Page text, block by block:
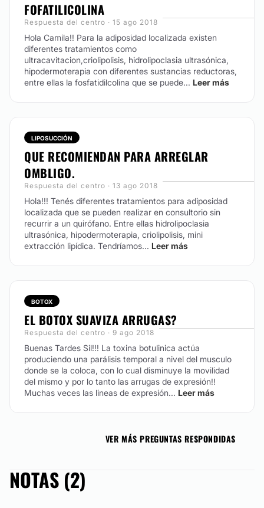
FOFATILICOLINA
Respuesta del centro · 15 ago 2018
Hola Camila!! Para la adiposidad localizada existen
diferentes tratamientos como
ultracavitacion,criolipolisis, hidrolipoclasia ultrasónica,
hipodermoterapia con diferentes sustancias reductoras,
entre ellas la fosfatidilcolina que se puede... Leer más
LIPOSUCCIÓN
QUE RECOMIENDAN PARA ARREGLAR
OMBLIGO.
Respuesta del centro · 13 ago 2018
Hola!!! Tenés diferentes tratamientos para adiposidad
localizada que se pueden realizar en consultorio sin
recurrir a un quirófano. Entre ellas hidrolipoclasia
ultrasónica, hipodermoterapia, criolipolisis, mini
extracción lipídica. Tendríamos... Leer más
BOTOX
EL BOTOX SUAVIZA ARRUGAS?
Respuesta del centro · 9 ago 2018
Buenas Tardes Sil!!! La toxina botulinica actúa
produciendo una parálisis temporal a nivel del musculo
donde se la coloca, con lo cual disminuye la movilidad
del mismo y por lo tanto las arrugas de expresión!!
Muchas veces las lineas de expresión... Leer más
VER MÁS PREGUNTAS RESPONDIDAS
NOTAS (2)